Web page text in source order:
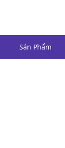
Sản Phẩm